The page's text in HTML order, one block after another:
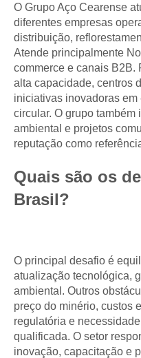
O Grupo Aço Cearense
diferentes empresas
distribuição,
Atende principalmente
commerce e canais B2B.
alta capacidade, centros
iniciativas inovadoras
circular. O grupo
ambiental e projetos
reputação como
Quais são os
Brasil?
O principal desafio é
atualização tecnológica,
ambiental. Outros
preço do minério, custos
regulatória e
qualificada. O setor
inovação, capacitação e